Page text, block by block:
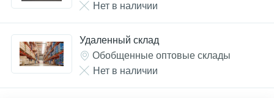
Нет в наличии
Удаленный склад
Обобщенные оптовые склады
Нет в наличии